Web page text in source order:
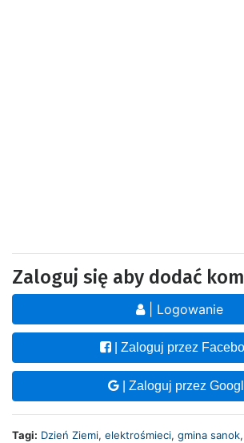
Zaloguj się aby dodać
| Logowanie
| Zaloguj przez
| Zaloguj przez
Tagi: Dzień Ziemi, elektrośmieci, gmina sanok,